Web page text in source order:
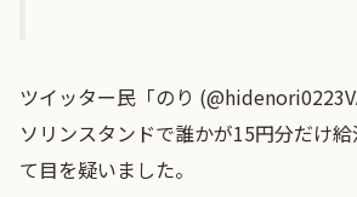
ツイッター民「のり
ソリンスタンドで誰かが15円分だけ
て目を疑いました。